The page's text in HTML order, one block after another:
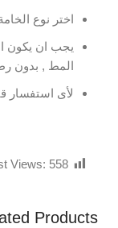
اختر نوع
يجب ان يكون
المط , بدون
لأى استفسار
Views: 558
Products